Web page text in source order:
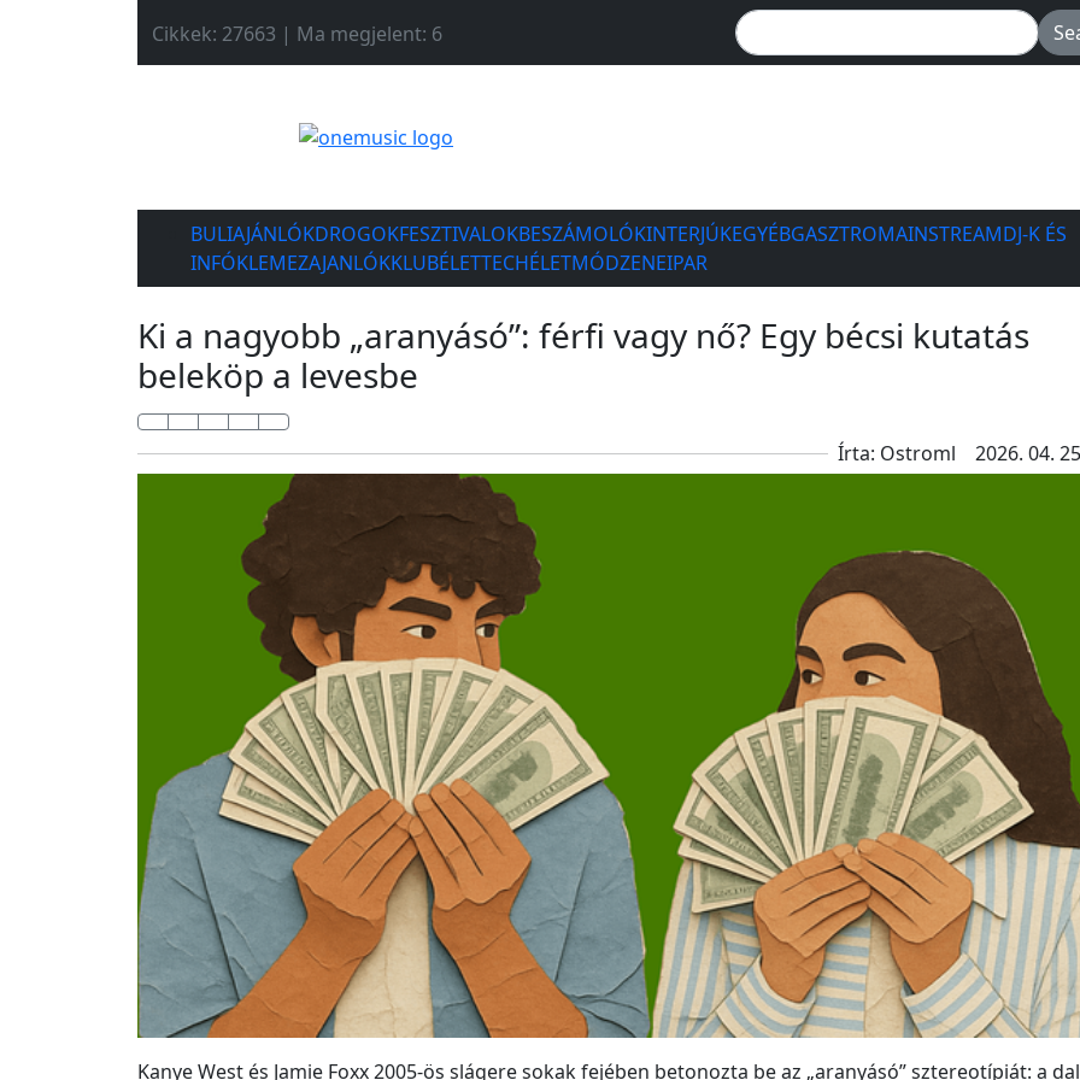
Cikkek: 27663 | Ma megjelent: 6
BULIAJÁNLÓKDROGOKFESZTIVALOKBESZÁMOLÓKINTERJÚKEGYÉBGASZTROMAINSTREAMDJ-K ÉS
INFÓKLEMEZAJANLÓKKLUBÉLETTECHÉLETMÓDZENEIPAR
Ki a nagyobb „aranyásó”: férfi vagy nő? Egy bécsi kutatás
beleköp a levesbe
Írta: Ostroml 2026. 04.
Kanye West és Jamie Foxx 2005-ös slágere sokak fejében betonozta be az „aranyásó” sztereotípiát: a